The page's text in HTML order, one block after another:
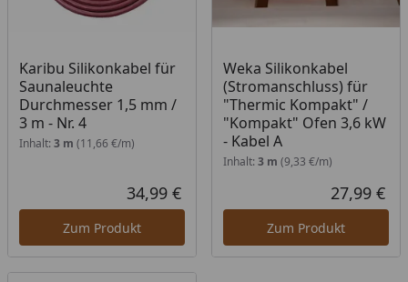
Karibu Silikonkabel für
Saunaleuchte
Durchmesser 1,5 mm /
3 m - Nr. 4
Inhalt: 3 m (11,66 €/m)
Aktueller Preis
34,99 €
Zum Produkt
Weka Silikonkabel
(Stromanschluss) für
"Thermic Kompakt" /
"Kompakt" Ofen 3,6 kW
- Kabel A
Inhalt: 3 m (9,33 €/m)
27,99 €
Zum Produkt